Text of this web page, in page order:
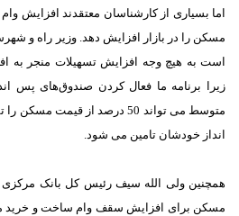
اما بسیاری از کارشناسان معتقدند
مسکن را در بازار افزایش دهد. وزیر راه و
است به هیچ وجه افزایش تسهیلات منجر
زیرا برنامه ما فعال کردن صندوق‌های پس
متوسط می تواند 50 درصد از قیمت
انداز خودشان تامین می شود.
همچنین ولی الله سیف رئیس کل بانک مرکزی
مسکن برای افزایش سقف وام ساخت و خرید